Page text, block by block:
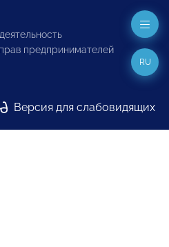
предпринимателей
Версия для слабовидящих
RU